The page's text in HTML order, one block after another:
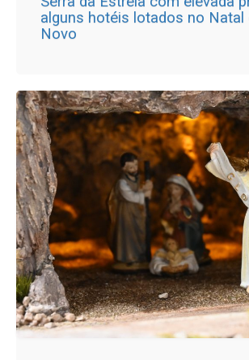
alguns hotéis lotados no Natal
Novo